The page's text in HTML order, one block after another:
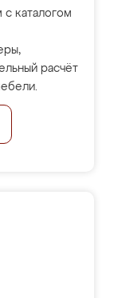
каталогом
расчёт